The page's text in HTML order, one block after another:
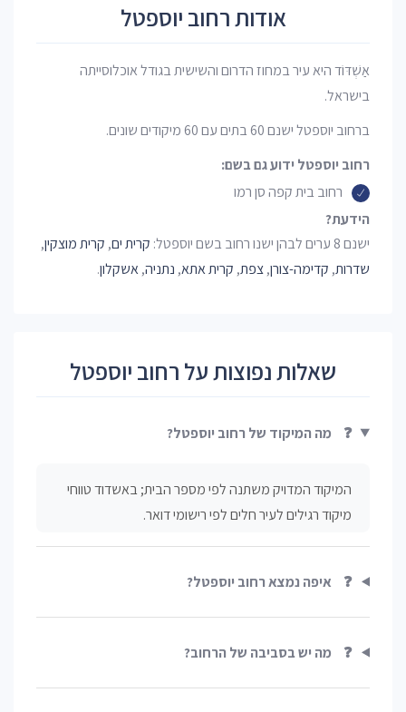
אודות רחוב יוספטל
אַשְׁדּוֹד היא עיר במחוז הדרום והשישית בגודל אוכלוסייתה
בישראל.
ברחוב יוספטל ישנם 60 בתים עם 60 מיקודים שונים.
רחוב יוספטל ידוע גם בשם:
רחוב בית קפה סן רמו
הידעת?
ישנם 8 ערים לבהן ישנו רחוב בשם יוספטל:
קרית ים, קרית מוצקין,
שדרות, קדימה-צורן,צפת, קרית אתא, נתניה,אשקלון.
שאלות נפוצות על רחוב יוספטל
❓ מה המיקוד של רחוב יוספטל?
המיקוד המדויק משתנה לפי מספר הבית; באשדוד טווחי
מיקוד רגילים לעיר חלים לפי רישומי דואר.
❓ איפה נמצא רחוב יוספטל?
❓ מה יש בסביבה של הרחוב?